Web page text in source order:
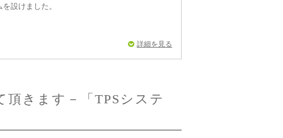
設けました。
詳細を見る
きます－「TPSシステ